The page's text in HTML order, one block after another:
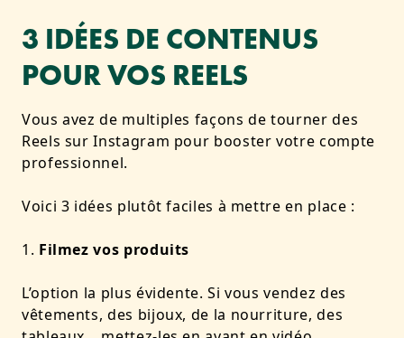
3 IDÉES DE CONTENUS
POUR VOS REELS
Vous avez de multiples façons de tourner des
Reels sur Instagram pour booster votre compte
professionnel.
Voici 3 idées plutôt faciles à mettre en place :
Filmez vos produits
L’option la plus évidente. Si vous vendez des
vêtements, des bijoux, de la nourriture, des